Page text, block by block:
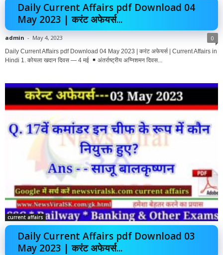
Daily Current Affairs pdf Download 04
May 2023 | करंट अफेयर्स...
admin - May 4, 2023 0
Daily Current Affairs pdf Download 04 May 2023 | करंट अफेयर्स | Current Affairs in
Hindi 1. कोयला खदान दिवस — 4 मई
अंतर्राष्ट्रीय अग्निशमन दिवस...
current affairs
Daily Current Affairs pdf Download 03
May 2023 | करंट अफेयर्स...